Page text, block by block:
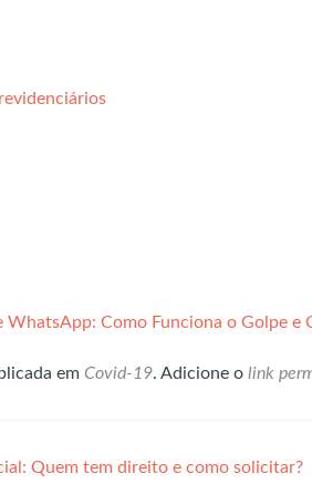
WhatsApp: Como Funciona o Golpe e
em Covid-19. Adicione o link
Quem tem direito e como solicitar?